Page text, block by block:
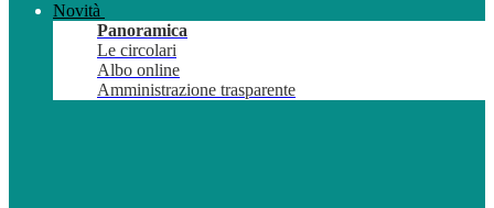
Novità
Panoramica
Le circolari
Albo online
Amministrazione trasparente